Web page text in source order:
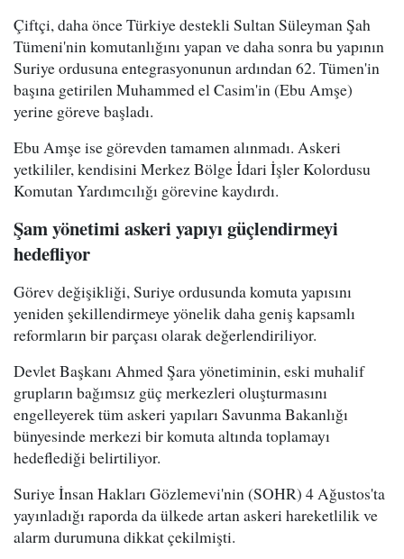
Çiftçi, daha önce Türkiye destekli Sultan Süleyman Şah
Tümeni'nin komutanlığını yapan ve daha sonra bu yapının
Suriye ordusuna entegrasyonunun ardından 62. Tümen'in
başına getirilen Muhammed el Casim'in (Ebu Amşe)
yerine göreve başladı.
Ebu Amşe ise görevden tamamen alınmadı. Askeri
yetkililer, kendisini Merkez Bölge İdari İşler Kolordusu
Komutan Yardımcılığı görevine kaydırdı.
Şam yönetimi askeri yapıyı güçlendirmeyi
hedefliyor
Görev değişikliği, Suriye ordusunda komuta yapısını
yeniden şekillendirmeye yönelik daha geniş kapsamlı
reformların bir parçası olarak değerlendiriliyor.
Devlet Başkanı Ahmed Şara yönetiminin, eski muhalif
grupların bağımsız güç merkezleri oluşturmasını
engelleyerek tüm askeri yapıları Savunma Bakanlığı
bünyesinde merkezi bir komuta altında toplamayı
hedeflediği belirtiliyor.
Suriye İnsan Hakları Gözlemevi'nin (SOHR) 4 Ağustos'ta
yayınladığı raporda da ülkede artan askeri hareketlilik ve
alarm durumuna dikkat çekilmişti.